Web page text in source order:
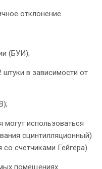
отклонение.
(БУИ);
в зависимости от
могут использоваться
сцинтилляционный)
счетчиками Гейгера).
помещениях